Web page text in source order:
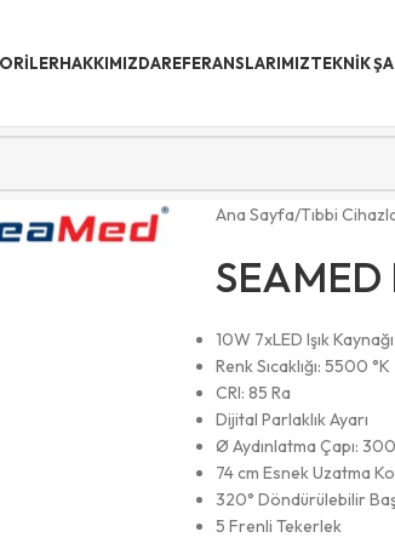
HAKKIMIZDAREFERANSLARIMIZTEKNIK
Ana Sayfa Tıbbi
SEAMED
10W 7xLED Işık
Renk Sıcaklığı: 5500 °K
CRI: 85 Ra
Dijital Parlaklık Ayarı
Ø Aydınlatma Çapı:
74 cm Esnek Uzatma
320° Döndürülebilir
5 Frenli Tekerlek